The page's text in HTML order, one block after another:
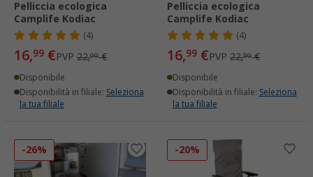
Pelliccia ecologica
Camplife Kodiac
(4)
16,99 €PVP 22,99€
Disponibile
Disponibilità in filiale: Seleziona
la tua filiale
Pelliccia ecologica
Camplife Kodiac
(4)
16,99 €PVP 22,99€
Disponibile
Disponibilità in filiale: Seleziona
la tua filiale
-26% -20%